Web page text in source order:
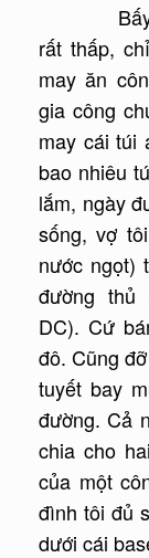
Bấy giờ
rất thấp,
may ăn
gia công
may cái túi
bao nhiêu
lắm, ngày
sống, vợ
nước ngọt)
đường thủ
DC). Cứ
đô. Cũng
tuyết bay
đường. Cả
chia cho
của một
đình tôi đủ
dưới cái